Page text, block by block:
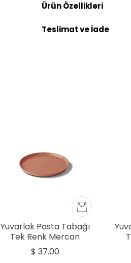
Ürün Özellikleri
Teslimat ve İade
Yuvarlak Pasta Tabağı
Tek Renk Mercan
$ 37.00